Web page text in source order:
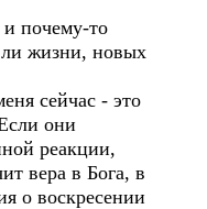
почему-то
ли жизни, новых
сейчас - это
они
реакции,
вера в Бога, в
о воскресении